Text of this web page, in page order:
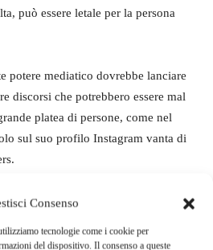
Consenso
tecnologie come i cookie per
del dispositivo. Il consenso a queste
può essere letale per la persona
potere mediatico dovrebbe lanciare
discorsi che potrebbero essere mal
platea di persone, come nel
sul suo profilo Instagram vanta di